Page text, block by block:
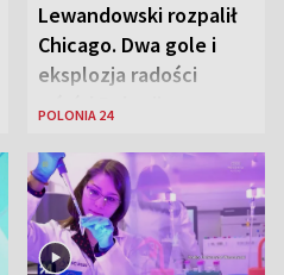
Lewandowski rozpalił
Chicago. Dwa gole i
eksplozja radości
wśród Polonii
POLONIA 24